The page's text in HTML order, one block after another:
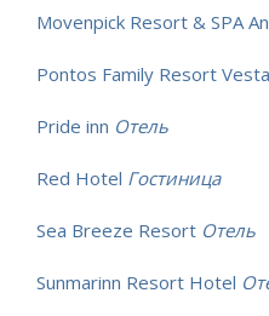
Movenpick Resort & SPA
Pontos Family Resort Vesta
Pride inn Отель
Red Hotel Гостиница
Sea Breeze Resort Отель
Sunmarinn Resort Hotel